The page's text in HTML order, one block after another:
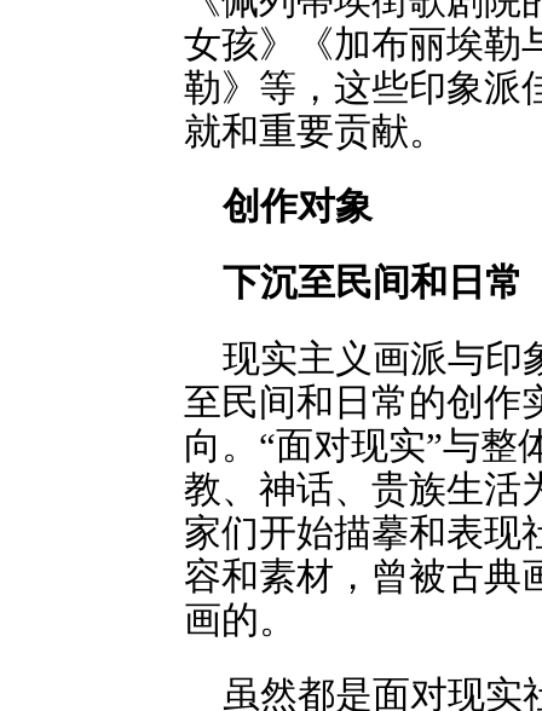
女孩》《加布丽埃勒
勒》等，这些印象派
就和重要贡献。
创作对象
下沉至民间和日常
现实主义画派与印
至民间和日常的创作
向。“面对现实”与整
教、神话、贵族生活
家们开始描摹和表现
容和素材，曾被古典
画的。
虽然都是面对现实